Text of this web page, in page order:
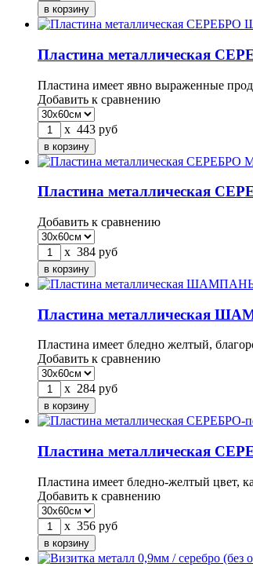
Пластина металлическая
Пластина имеет явно выраженные
Добавить к сравнению
x 443 руб
Пластина металлическая
Добавить к сравнению
x 384 руб
Пластина металлическая
Пластина имеет бледно желтый,
Добавить к сравнению
x 284 руб
Пластина металлическая
Пластина имеет бледно-желтый цвет,
Добавить к сравнению
x 356 руб